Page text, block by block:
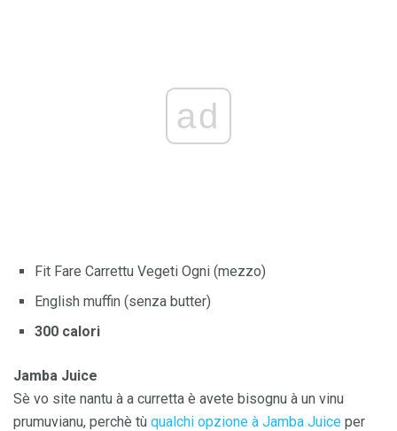
ad
Fit Fare Carrettu Vegeti Ogni (mezzo)
English muffin (senza butter)
300 calori
Jamba Juice
Sè vo site nantu à a curretta è avete bisognu à un vinu
prumuvianu, perchè tù qualchi opzione à Jamba Juice per